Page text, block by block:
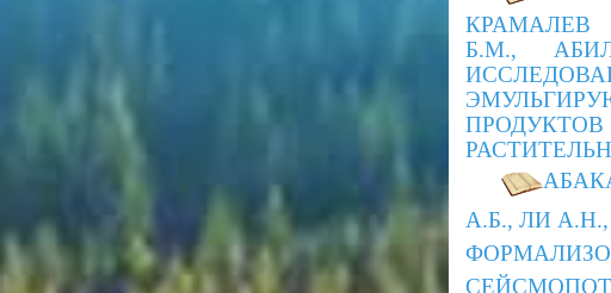
КРАМАЛЕВ
Б.М.,
А.Б., ЛИ